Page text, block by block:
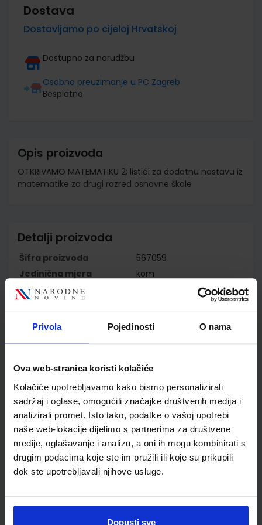
Privola Pojedinosti O nama
Ova web-stranica koristi kolačiće
Kolačiće upotrebljavamo kako bismo personalizirali
sadržaj i oglase, omogućili značajke društvenih medija i
analizirali promet. Isto tako, podatke o vašoj upotrebi
naše web-lokacije dijelimo s partnerima za društvene
medije, oglašavanje i analizu, a oni ih mogu kombinirati s
drugim podacima koje ste im pružili ili koje su prikupili
dok ste upotrebljavali njihove usluge.
Dopusti sve
Dostava
Dostavljamo po cijeloj Hrvatskoj
Dostupno za narudžbu
Osobno preuzimanje u PC Zagreb
Besplatno
Opis proizvoda
OTKRIVAMO MATEMATIKU 2; listići za dodatnu nastavu iz
matematike za drugi razred osnovne škole
Detalji proizvoda
Šifra proizvoda
567059
Jedinična mjera
kom
Nakladnik
Dubravka Glasnović
Tanja Soucie
Školski razred
Nastavni predmet
MATEMATIKA
Reg br min
6549-DOM